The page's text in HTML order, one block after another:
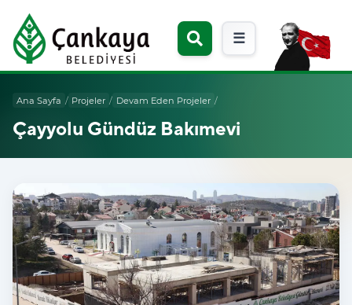
☰
Ana Sayfa / Projeler / Devam Eden Projeler /
Çayyolu Gündüz Bakımevi